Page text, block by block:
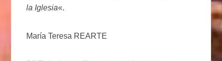
la Iglesia«.
María Teresa REARTE